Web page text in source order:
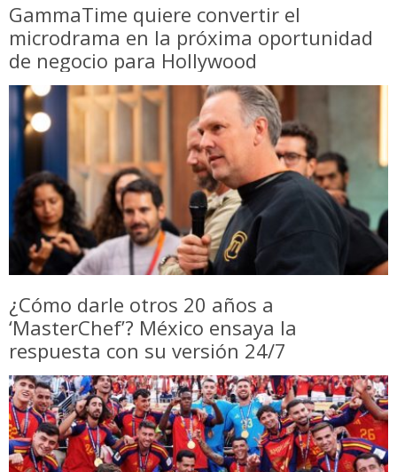
GammaTime quiere convertir el
microdrama en la próxima oportunidad
de negocio para Hollywood
¿Cómo darle otros 20 años a
‘MasterChef’? México ensaya la
respuesta con su versión 24/7